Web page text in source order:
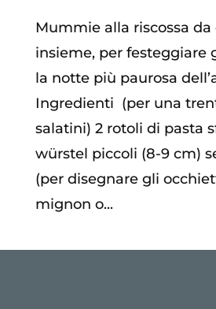
Mummie alla riscossa da
insieme, per festeggiare
la notte più paurosa
Ingredienti (per una
salatini) 2 rotoli di pasta
würstel piccoli (8-9 cm)
(per disegnare gli
mignon o...